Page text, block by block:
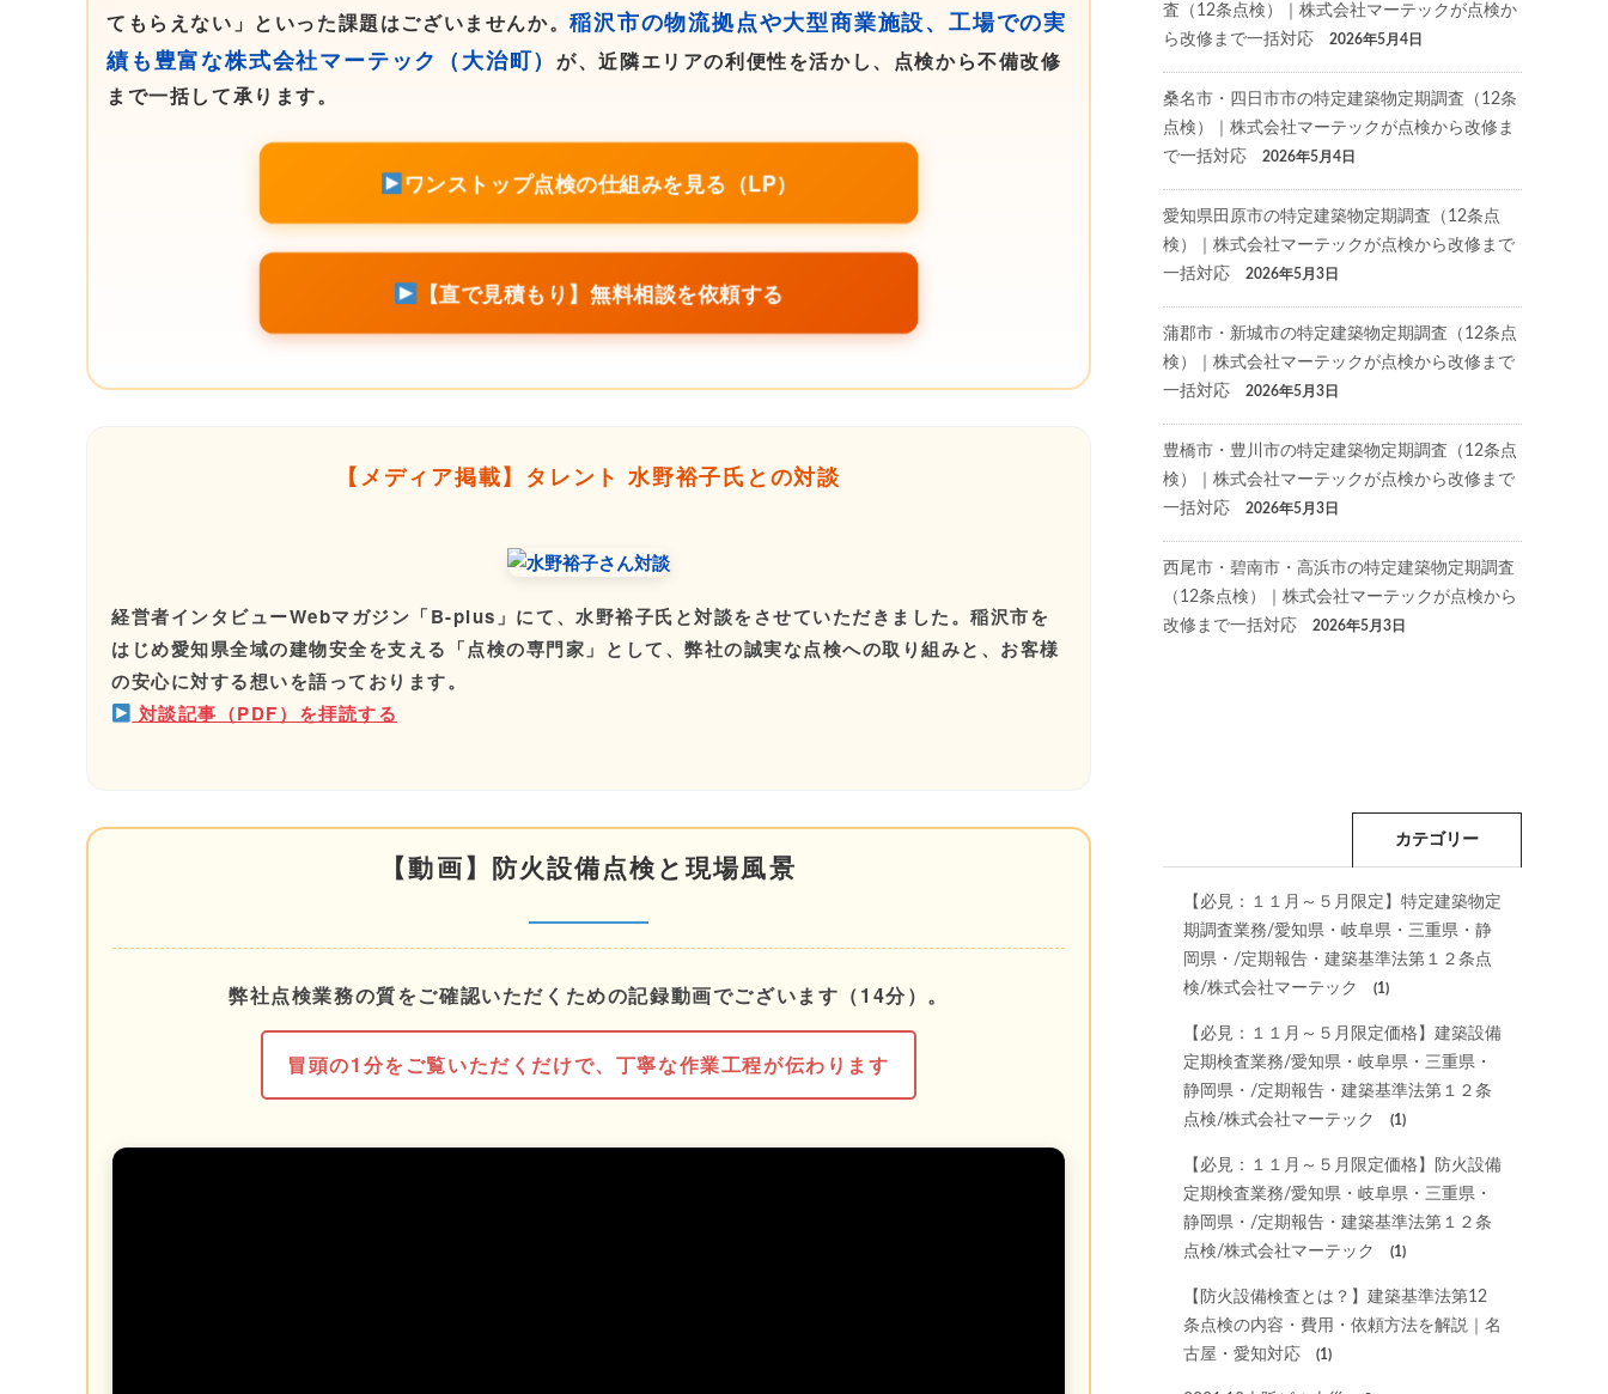
てもらえない」といった課題はございませんか。稲沢市の物流拠点や大型商業施設、工場での実
績も豊富な株式会社マーテック（大治町）が、近隣エリアの利便性を活かし、点検から不備改修
まで一括して承ります。
ワンストップ点検の仕組みを見る（LP）
【直で見積もり】無料相談を依頼する
【メディア掲載】タレント 水野裕子氏との対談
経営者インタビューWebマガジン「B-plus」にて、水野裕子氏と対談をさせていただきました。稲沢市を
はじめ愛知県全域の建物安全を支える「点検の専門家」として、弊社の誠実な点検への取り組みと、お客様
の安心に対する想いを語っております。
対談記事（PDF）を拝読する
【動画】防火設備点検と現場風景
弊社点検業務の質をご確認いただくための記録動画でございます（14分）。
冒頭の1分をご覧いただくだけで、丁寧な作業工程が伝わります
査（12条点検）｜株式会社マーテックが点検か
ら改修まで一括対応
2026年5月4日
桑名市・四日市市の特定建築物定期調査（12条
点検）｜株式会社マーテックが点検から改修ま
で一括対応
2026年5月4日
愛知県田原市の特定建築物定期調査（12条点
検）｜株式会社マーテックが点検から改修まで
一括対応
2026年5月3日
蒲郡市・新城市の特定建築物定期調査（12条点
検）｜株式会社マーテックが点検から改修まで
一括対応
2026年5月3日
豊橋市・豊川市の特定建築物定期調査（12条点
検）｜株式会社マーテックが点検から改修まで
一括対応
2026年5月3日
西尾市・碧南市・高浜市の特定建築物定期調査
（12条点検）｜株式会社マーテックが点検から
改修まで一括対応
2026年5月3日
カテゴリー
【必見：１１月～５月限定】特定建築物定
期調査業務/愛知県・岐阜県・三重県・静
岡県・/定期報告・建築基準法第１２条点
検/株式会社マーテック
(1)
【必見：１１月～５月限定価格】建築設備
定期検査業務/愛知県・岐阜県・三重県・
静岡県・/定期報告・建築基準法第１２条
点検/株式会社マーテック
(1)
【必見：１１月～５月限定価格】防火設備
定期検査業務/愛知県・岐阜県・三重県・
静岡県・/定期報告・建築基準法第１２条
点検/株式会社マーテック
(1)
【防火設備検査とは？】建築基準法第12
条点検の内容・費用・依頼方法を解説｜名
古屋・愛知対応
(1)